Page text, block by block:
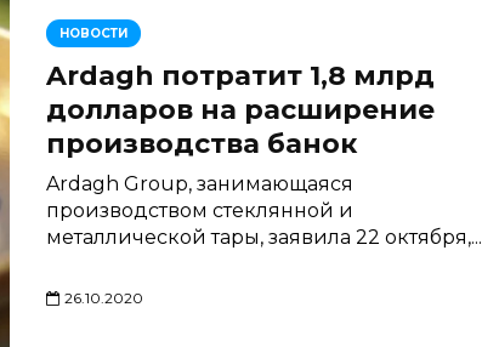
НОВОСТИ
Ardagh потратит 1,8 млрд
долларов на расширение
производства банок
Ardagh Group, занимающаяся
производством стеклянной и
металлической тары, заявила 22 октября,...
26.10.2020